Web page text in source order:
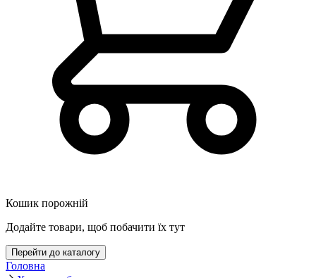
Кошик порожній
Додайте товари, щоб побачити їх тут
Перейти до каталогу
Головна